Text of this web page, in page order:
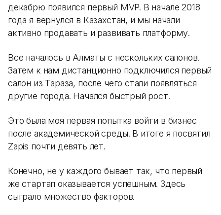
декабрю появился первый MVP. В начале 2018
года я вернулся в Казахстан, и мы начали
активно продавать и развивать платформу.
Все началось в Алматы с нескольких салонов.
Затем к нам дистанционно подключился первый
салон из Тараза, после чего стали появляться
другие города. Начался быстрый рост.
Это была моя первая попытка войти в бизнес
после академической среды. В итоге я посвятил
Zapis почти девять лет.
Конечно, не у каждого бывает так, что первый
же стартап оказывается успешным. Здесь
сыграло множество факторов.